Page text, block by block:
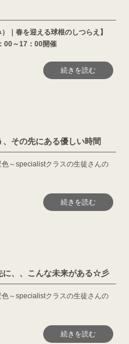
）｜春を迎える球根のしつらえ】
00～17：00開催
続きを読む
その先にある優しい時間
～specialistクラスの生徒さんの
続きを読む
、、こんな未来がある☆彡
～specialistクラスの生徒さんの
続きを読む